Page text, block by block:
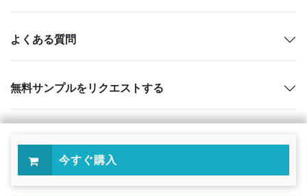
よくある質問
無料サンプルをリクエストする
今すぐ購入